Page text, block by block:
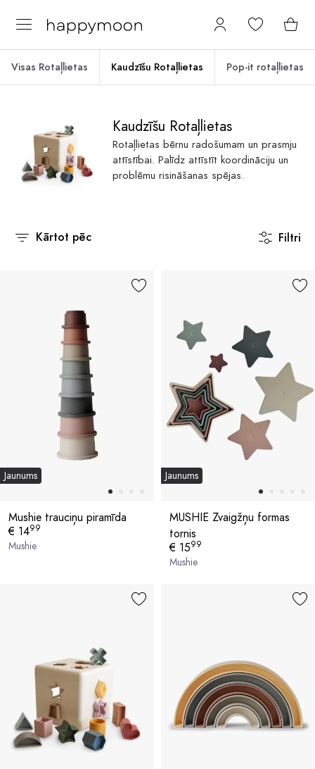
Visas Rotaļlietas Kaudzīšu Rotaļlietas Pop-it rotaļlietas
Kaudzīšu Rotaļlietas
Rotaļlietas bērnu radošumam un prasmju
attīstībai. Palīdz attīstīt koordināciju un
problēmu risināšanas spējas.
Kārtot pēc Filtri
Jaunums
Mushie trauciņu piramīda
€ 1499
Mushie
Jaunums
MUSHIE Zvaigžņu formas
tornis
€ 1599
Mushie